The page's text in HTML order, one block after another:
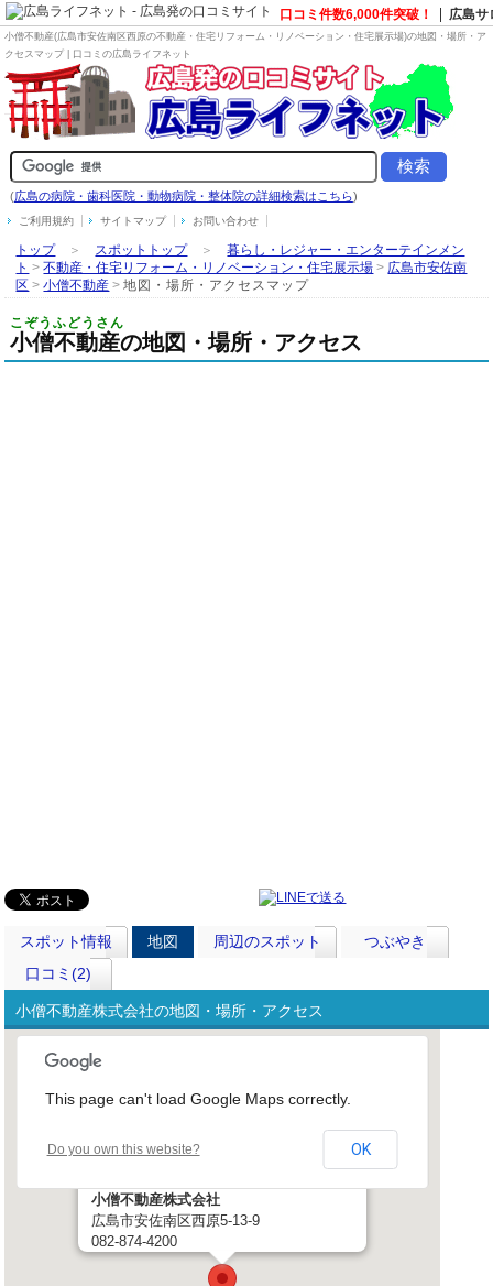
口コミ件数6,000件突破！ 広島サ
小僧不動産(広島市安佐南区西原の不動産・住宅リフォーム・リノベーション・住宅展示場)の地図・場所・ア
クセスマップ | 口コミの広島ライフネット
(広島の病院・歯科医院・動物病院・整体院の詳細検索はこちら)
ご利用規約 サイトマップ お問い合わせ
トップ＞ スポットトップ＞暮らし・レジャー・エンターテインメン
ト >不動産・住宅リフォーム・リノベーション・住宅展示場 > 広島市安佐南
区 >小僧不動産 >地図・場所・アクセスマップ
こぞうふどうさん
小僧不動産の地図・場所・アクセス
スポット情報 地図 周辺のスポット
つぶやき
口コミ(2)
小僧不動産株式会社の地図・場所・アクセス
小僧不動産株式会社
広島市安佐南区西原5-13-9
082-874-4200
This page can't load Google Maps correctly.
Do you own this website? OK